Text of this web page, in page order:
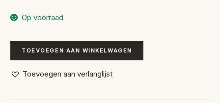
Op voorraad
Handgemaakte
Oorbellen
Padparadscha
TOEVOEGEN AAN WINKELWAGEN
Toevoegen aan verlanglijst